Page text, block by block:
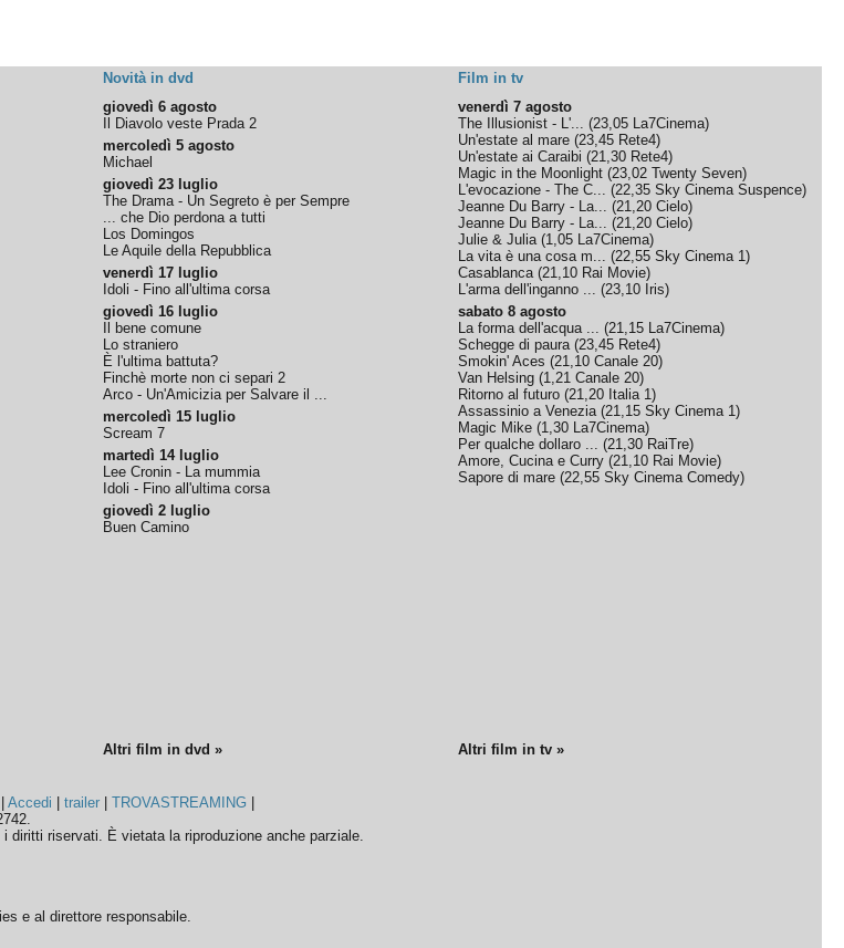
Novità in dvd
Film in tv
giovedì 6 agosto
Il Diavolo veste Prada 2
mercoledì 5 agosto
Michael
giovedì 23 luglio
The Drama - Un Segreto è per Sempre
... che Dio perdona a tutti
Los Domingos
Le Aquile della Repubblica
venerdì 17 luglio
Idoli - Fino all'ultima corsa
giovedì 16 luglio
Il bene comune
Lo straniero
È l'ultima battuta?
Finchè morte non ci separi 2
Arco - Un'Amicizia per Salvare il ...
mercoledì 15 luglio
Scream 7
martedì 14 luglio
Lee Cronin - La mummia
Idoli - Fino all'ultima corsa
giovedì 2 luglio
Buen Camino
venerdì 7 agosto
The Illusionist - L'... (23,05 La7Cinema)
Un'estate al mare (23,45 Rete4)
Un'estate ai Caraibi (21,30 Rete4)
Magic in the Moonlight (23,02 Twenty Seven)
L'evocazione - The C... (22,35 Sky Cinema Suspence)
Jeanne Du Barry - La... (21,20 Cielo)
Jeanne Du Barry - La... (21,20 Cielo)
Julie & Julia(1,05 La7Cinema)
La vita è una cosa m... (22,55 Sky Cinema 1)
Casablanca(21,10 Rai Movie)
L'arma dell'inganno ... (23,10 Iris)
sabato 8 agosto
La forma dell'acqua ... (21,15 La7Cinema)
Schegge di paura(23,45 Rete4)
Smokin' Aces (21,10 Canale 20)
Van Helsing (1,21 Canale 20)
Ritorno al futuro (21,20 Italia 1)
Assassinio a Venezia(21,15 Sky Cinema 1)
Magic Mike (1,30 La7Cinema)
Per qualche dollaro ... (21,30 RaiTre)
Amore, Cucina e Curry (21,10 Rai Movie)
Sapore di mare (22,55 Sky Cinema Comedy)
Altri film in dvd » Altri film in tv »
|Accedi |trailer |TROVASTREAMING
diritti riservati. È vietata la riproduzione anche parziale.
e al direttore responsabile.